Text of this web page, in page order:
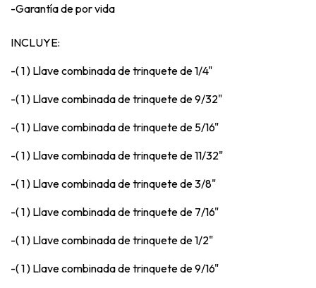
-Garantía de por vida
INCLUYE:
-( 1 ) Llave combinada de trinquete de 1/4"
-( 1 ) Llave combinada de trinquete de 9/32"
-( 1 ) Llave combinada de trinquete de 5/16"
-( 1 ) Llave combinada de trinquete de 11/32"
-( 1 ) Llave combinada de trinquete de 3/8"
-( 1 ) Llave combinada de trinquete de 7/16"
-( 1 ) Llave combinada de trinquete de 1/2"
-( 1 ) Llave combinada de trinquete de 9/16"